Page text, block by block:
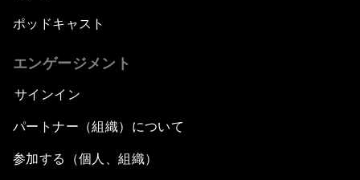
ポッドキャスト
エンゲージメント
サインイン
パートナー（組織）について
参加する（個人、組織）